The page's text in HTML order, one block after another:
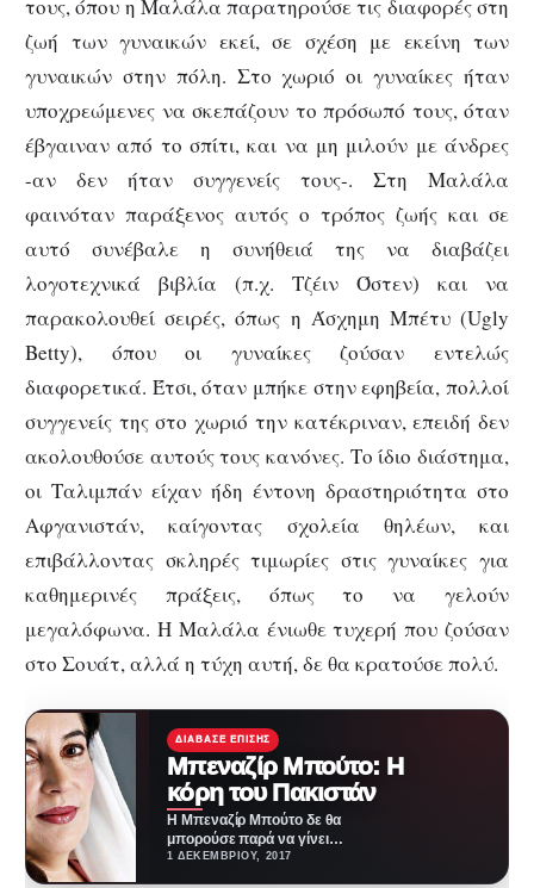
τους, όπου η Μαλάλα παρατηρούσε τις διαφορές στη
ζωή των γυναικών εκεί, σε σχέση με εκείνη των
γυναικών στην πόλη. Στο χωριό οι γυναίκες ήταν
υποχρεώμενες να σκεπάζουν το πρόσωπό τους, όταν
έβγαιναν από το σπίτι, και να μη μιλούν με άνδρες
-αν δεν ήταν συγγενείς τους-. Στη Μαλάλα
φαινόταν παράξενος αυτός ο τρόπος ζωής και σε
αυτό συνέβαλε η συνήθειά της να διαβάζει
λογοτεχνικά βιβλία (π.χ. Τζέιν Όστεν) και να
παρακολουθεί σειρές, όπως η Άσχημη Μπέτυ (Ugly
Betty), όπου οι γυναίκες ζούσαν εντελώς
διαφορετικά. Έτσι, όταν μπήκε στην εφηβεία, πολλοί
συγγενείς της στο χωριό την κατέκριναν, επειδή δεν
ακολουθούσε αυτούς τους κανόνες. Το ίδιο διάστημα,
οι Ταλιμπάν είχαν ήδη έντονη δραστηριότητα στο
Αφγανιστάν, καίγοντας σχολεία θηλέων, και
επιβάλλοντας σκληρές τιμωρίες στις γυναίκες για
καθημερινές πράξεις, όπως το να γελούν
μεγαλόφωνα. Η Μαλάλα ένιωθε τυχερή που ζούσαν
στο Σουάτ, αλλά η τύχη αυτή, δε θα κρατούσε πολύ.
ΔΙΆΒΑΣΕ ΕΠΊΣΗΣ
Μπεναζίρ Μπούτο: Η
κόρη του Πακιστάν
Η Μπεναζίρ Μπούτο δε θα
μπορούσε παρά να γίνει
πολιτικός. Αποτελεί μία από
1 ΔΕΚΕΜΒΡΊΟΥ, 2017